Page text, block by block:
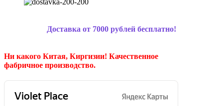
Доставка от 7000 рублей бесплатно!
Ни какого Китая, Киргизии! Качественное
фабричное производство.